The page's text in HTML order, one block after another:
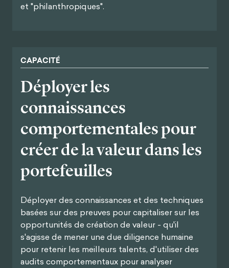
et "philanthropiques".
CAPACITÉ
Déployer les
connaissances
comportementales pour
créer de la valeur dans les
portefeuilles
Déployer des connaissances et des techniques
basées sur des preuves pour capitaliser sur les
opportunités de création de valeur - qu'il
s'agisse de mener une due diligence humaine
pour retenir les meilleurs talents, d'utiliser des
audits comportementaux pour analyser